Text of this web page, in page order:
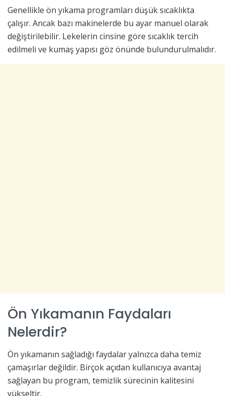
Genellikle ön yıkama programları düşük sıcaklıkta
çalışır. Ancak bazı makinelerde bu ayar manuel olarak
değiştirilebilir. Lekelerin cinsine göre sıcaklık tercih
edilmeli ve kumaş yapısı göz önünde bulundurulmalıdır.
Ön Yıkamanın Faydaları
Nelerdir?
Ön yıkamanın sağladığı faydalar yalnızca daha temiz
çamaşırlar değildir. Birçok açıdan kullanıcıya avantaj
sağlayan bu program, temizlik sürecinin kalitesini
yükseltir.